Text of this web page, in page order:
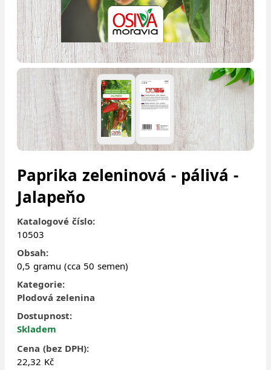
Paprika zeleninová - pálivá -
Jalapeňo
Katalogové číslo:
10503
Obsah:
0,5 gramu (cca 50 semen)
Kategorie:
Plodová zelenina
Dostupnost:
Skladem
Cena (bez DPH):
22,32 Kč